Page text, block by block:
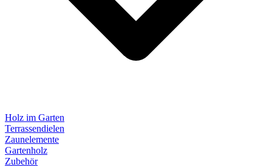
Holz im Garten
Terrassendielen
Zaunelemente
Gartenholz
Zubehör